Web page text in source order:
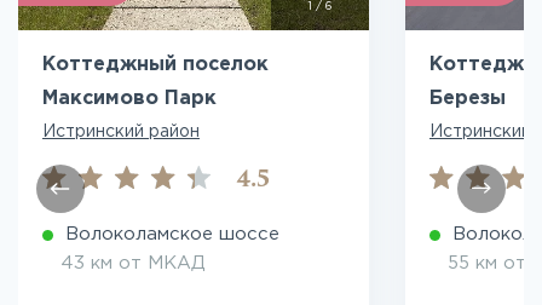
1 / 6
Коттеджный поселок
Максимово Парк
Истринский район
4.5
Волоколамское шоссе
43 км от МКАД
Березы
Истринский
55 км от